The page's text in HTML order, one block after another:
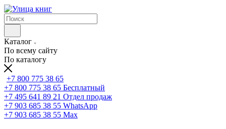
Каталог
По всему сайту
По каталогу
+7 800 775 38 65
+7 800 775 38 65 Бесплатный
+7 495 641 89 21 Отдел продаж
+7 903 685 38 55 WhatsApp
+7 903 685 38 55 Max